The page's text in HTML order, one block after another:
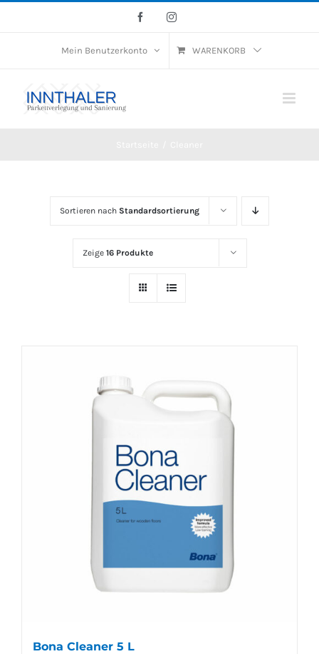
FacebookInstagram
Mein Benutzerkonto WARENKORB
Sortieren nach Standardsortierung
Zeige 16 Produkte
Bona Cleaner 5 L